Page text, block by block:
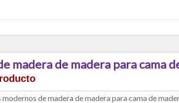
madera de madera para cama
de madera de madera para cama de